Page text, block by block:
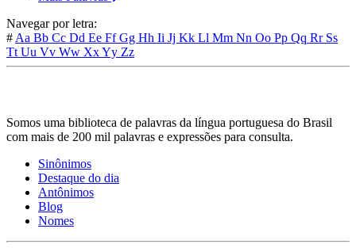
Navegar por letra:
# Aa Bb Cc Dd Ee FfGg Hh Ii Jj Kk Ll Mm Nn Oo Pp Qq Rr Ss
Tt Uu Vv Ww XxYy Zz
Somos uma biblioteca de palavras da língua portuguesa do Brasil
com mais de 200 mil palavras e expressões para consulta.
Sinônimos
Destaque do dia
Antônimos
Blog
Nomes